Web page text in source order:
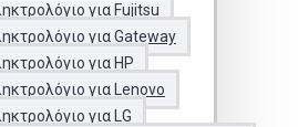
για Fujitsu
για Gateway
για HP
για Lenovo
για LG